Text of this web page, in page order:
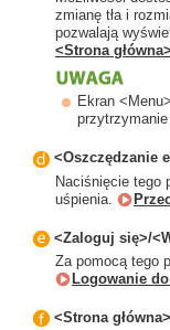
zmianę tła i
pozwalają
<Strona główna>
Ekran
przytrzymanie
<Oszczędzanie
Naciśnięcie tego
uśpienia.
<Zaloguj się>/
Za pomocą tego
Logowanie
<Strona główna>